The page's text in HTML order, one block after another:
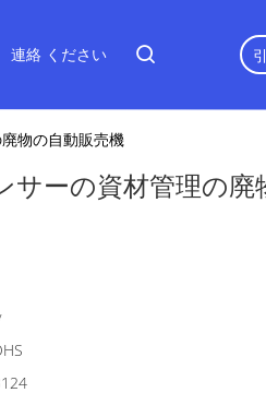
連絡 ください
物の自動販売機
サーの資材管理の廃